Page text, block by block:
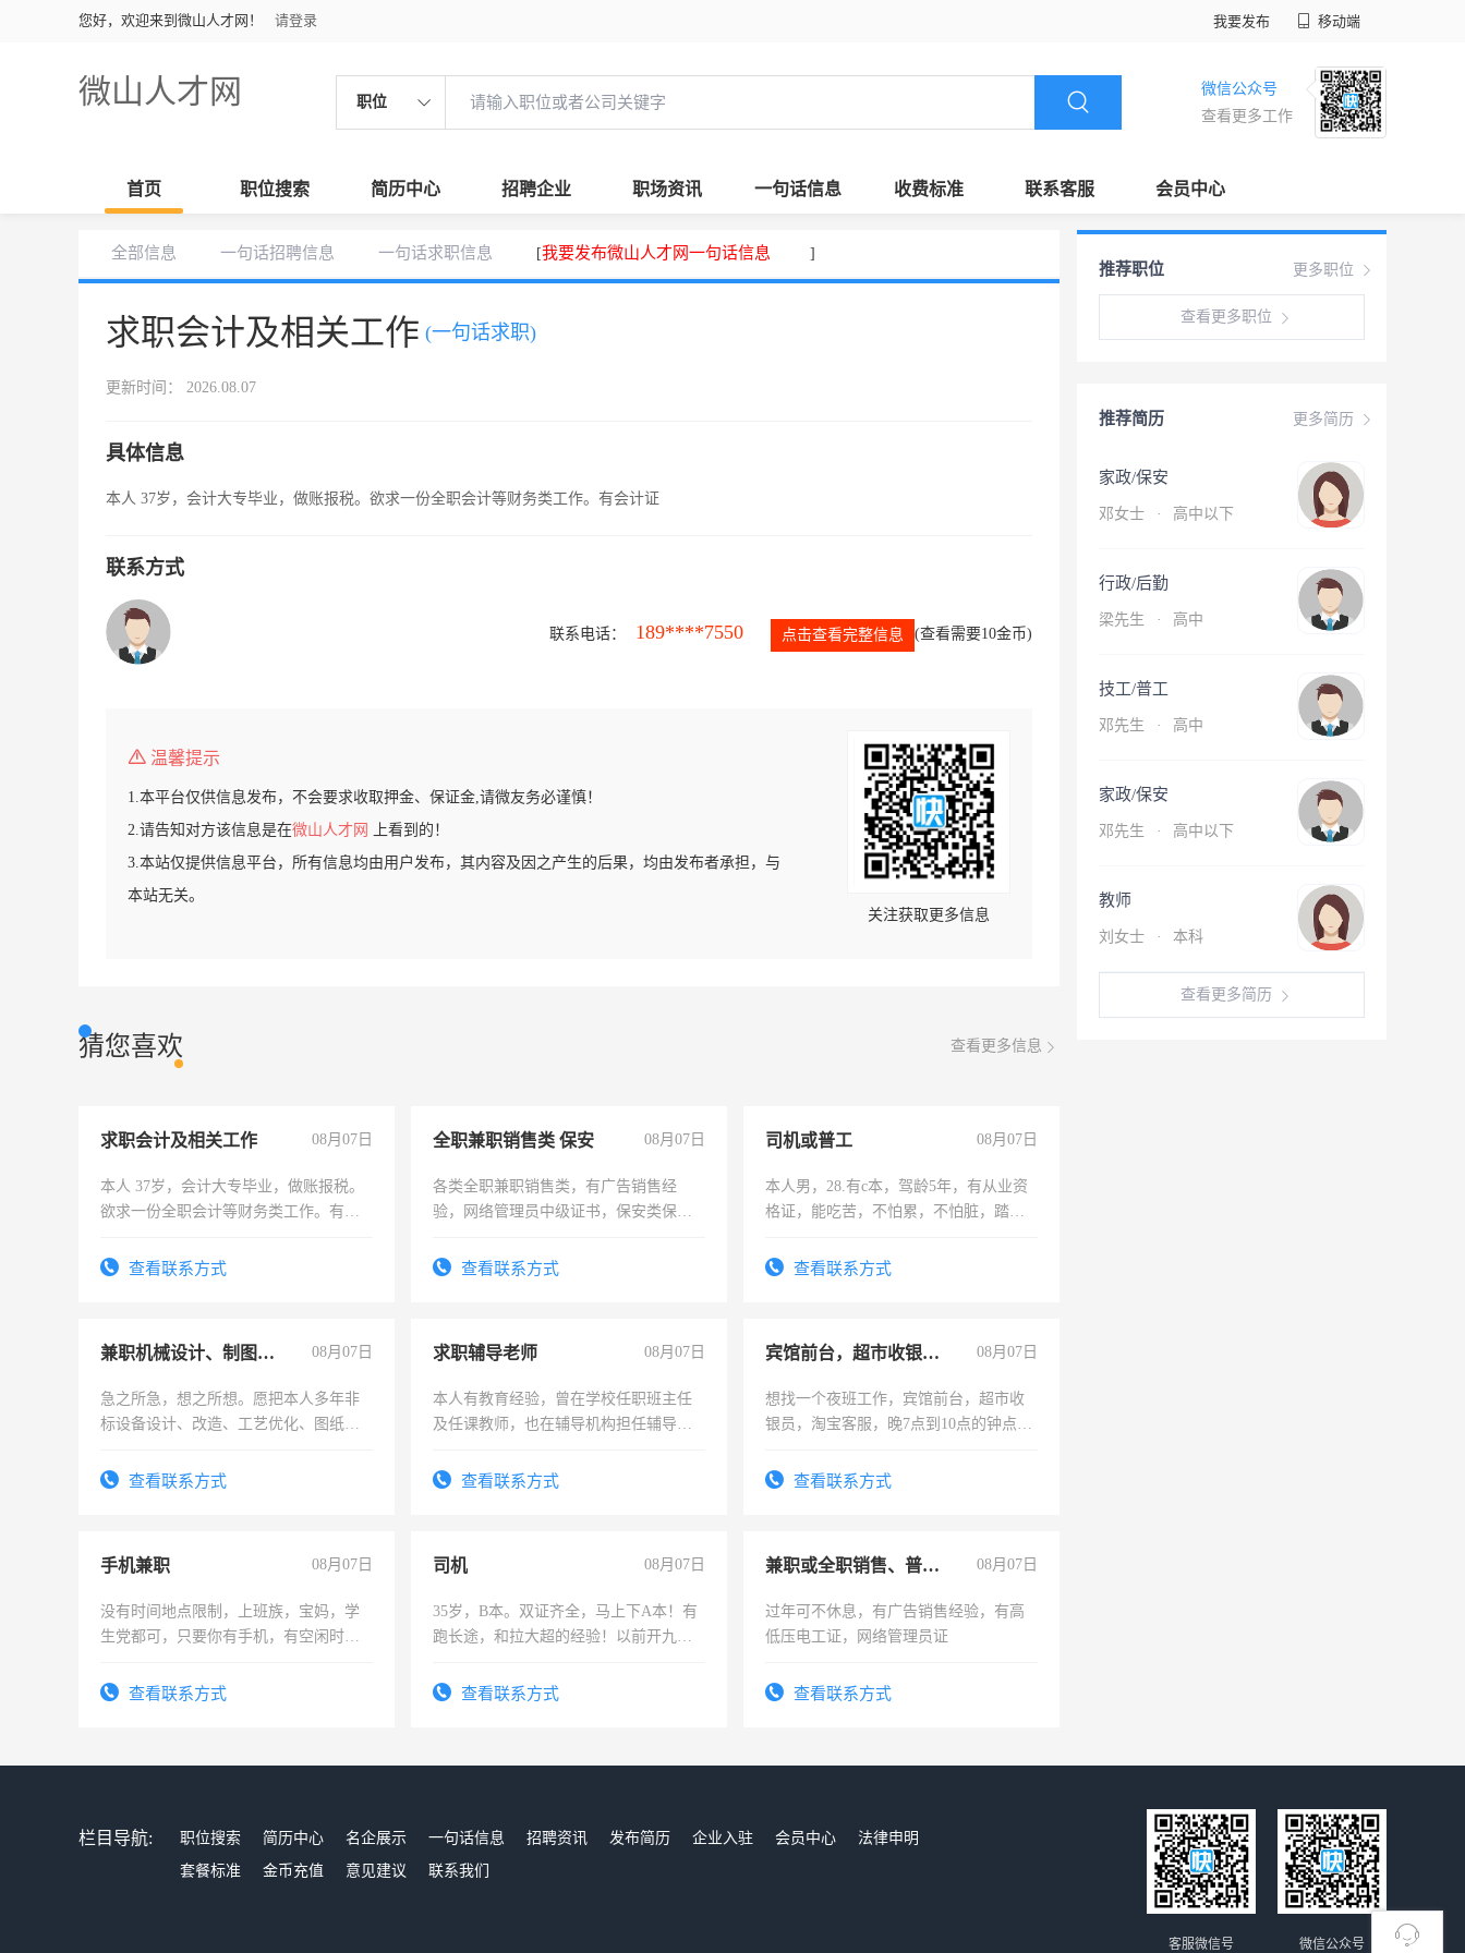
您好，欢迎来到微山人才网！ 请登录 我要发布 移动端
微山人才网 职位
微信公众号
查看更多工作
首页 职位搜索 简历中心 招聘企业 职场资讯 一句话信息 收费标准 联系客服 会员中心
全部信息 一句话招聘信息 一句话求职信息 [我要发布微山人才网一句话信息 ]
求职会计及相关工作 (一句话求职)
更新时间： 2026.08.07
具体信息
本人 37岁，会计大专毕业，做账报税。欲求一份全职会计等财务类工作。有会计证
联系方式
联系电话： 189****7550 点击查看完整信息 (查看需要10金币)
温馨提示
1.本平台仅供信息发布，不会要求收取押金、保证金,请微友务必谨慎！
2.请告知对方该信息是在微山人才网
上看到的！
3.本站仅提供信息平台，所有信息均由用户发布，其内容及因之产生的后果，均由发布者承担，与
本站无关。
关注获取更多信息
猜您喜欢 查看更多信息
求职会计及相关工作 08月07日
本人 37岁，会计大专毕业，做账报税。
欲求一份全职会计等财务类工作。有会
查看联系方式
全职兼职销售类 保安 08月07日
各类全职兼职销售类，有广告销售经
验，网络管理员中级证书，保安类保安
有高低压电工证和十几年工作经验
查看联系方式
司机或普工 08月07日
本人男，28.有c本，驾龄5年，有从业资
格证，能吃苦，不怕累，不怕脏，踏
查看联系方式
兼职机械设计、制图、设备改造 08月07日
急之所急，想之所想。愿把本人多年非
标设备设计、改造、工艺优化、图纸制
结识有识之士，共享未来。
查看联系方式
求职辅导老师 08月07日
本人有教育经验，曾在学校任职班主任
及任课教师，也在辅导机构担任辅导教
查看联系方式
宾馆前台，超市收银员，淘宝客服 08月07日
想找一个夜班工作，宾馆前台，超市收
银员，淘宝客服，晚7点到10点的钟点
号同微信查看联系方式
手机兼职 08月07日
没有时间地点限制，上班族，宝妈，学
生党都可，只要你有手机，有空闲时
勤快的四五十，每天挣零花钱没问题！
查看联系方式
司机 08月07日
35岁，B本。双证齐全，马上下A本！有
跑长途，和拉大超的经验！以前开九米
查看联系方式
兼职或全职销售、普工、维修 08月07日
过年可不休息，有广告销售经验，有高
低压电工证，网络管理员证
查看联系方式
更多职位
推荐职位
查看更多职位
更多简历
推荐简历
家政/保安
邓女士 · 高中以下
行政/后勤
梁先生 · 高中
技工/普工
邓先生 · 高中
家政/保安
邓先生 · 高中以下
教师
刘女士 · 本科
查看更多简历
栏目导航: 职位搜索 简历中心 名企展示 一句话信息 招聘资讯 发布简历 企业入驻 会员中心
法律申明
套餐标准
金币充值 意见建议 联系我们
微信公众号
客服微信号